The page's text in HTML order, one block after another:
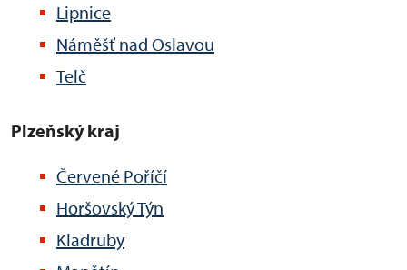
Lipnice
Náměšť nad Oslavou
Telč
Plzeňský kraj
Červené Poříčí
Horšovský Týn
Kladruby